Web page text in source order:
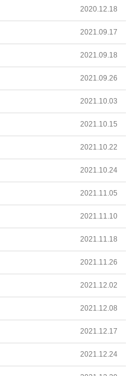
2020.12.18
2021.09.17
2021.09.18
2021.09.26
2021.10.03
2021.10.15
2021.10.22
2021.10.24
2021.11.05
2021.11.10
2021.11.18
2021.11.26
2021.12.02
2021.12.08
2021.12.17
2021.12.24